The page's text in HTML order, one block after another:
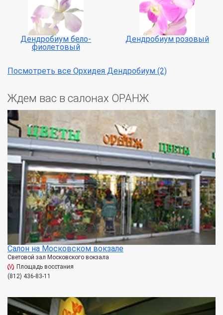
Дендробиум бело-
фиолетовый
Дендробиум розовый
Посмотреть все Орхидея Дендробиум (2)
Ждем вас в салонах ОРАНЖ
Салон на Московском вокзале
Световой зал Московского вокзала
Площадь восстания
(812) 436-83-11